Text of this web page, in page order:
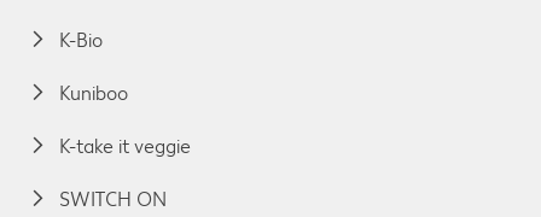
K-Bio
Kuniboo
K-take it veggie
SWITCH ON